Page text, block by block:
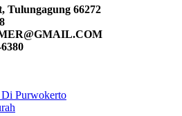
Tulungagung 66272
Purwokerto